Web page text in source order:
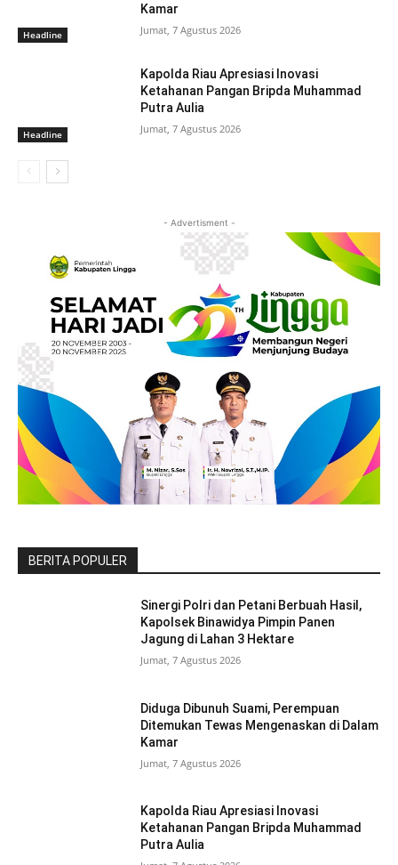
Headline
Kamar
Jumat, 7 Agustus 2026
Headline
Kapolda Riau Apresiasi Inovasi
Ketahanan Pangan Bripda Muhammad
Putra Aulia
Jumat, 7 Agustus 2026
- Advertisment -
BERITA POPULER
Sinergi Polri dan Petani Berbuah Hasil,
Kapolsek Binawidya Pimpin Panen
Jagung di Lahan 3 Hektare
Jumat, 7 Agustus 2026
Diduga Dibunuh Suami, Perempuan
Ditemukan Tewas Mengenaskan di Dalam
Kamar
Jumat, 7 Agustus 2026
Kapolda Riau Apresiasi Inovasi
Ketahanan Pangan Bripda Muhammad
Putra Aulia